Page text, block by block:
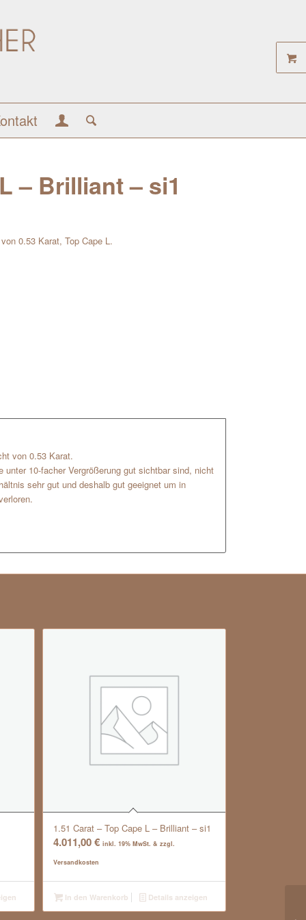
– Brilliant – si1
0.53 Karat, Top Cape L.
von 0.53 Karat.
10-facher Vergrößerung gut sichtbar sind, nicht
sehr gut und deshalb gut geeignet um in
1.51 Carat – Top Cape L – Brilliant – si1
4.011,00€ inkl. 19% MwSt. & zzgl.
Versandkosten
In den Warenkorb Details anzeigen